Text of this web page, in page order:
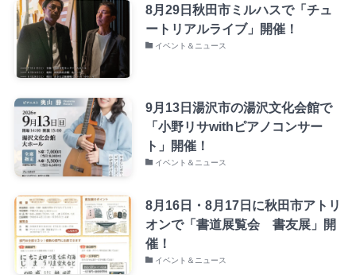
8月29日秋田市ミルハスで「チュ
ートリアルライブ」開催！
イベント＆ニュース
9月13日湯沢市の湯沢文化会館で
「小野リサwithピアノコンサー
ト」開催！
イベント＆ニュース
8月16日・8月17日に秋田市アトリ
オンで「書道展覧会 書友展」開
催！
イベント＆ニュース